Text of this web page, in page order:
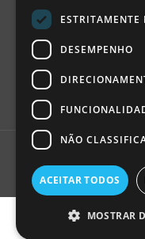
1999 - 2026
ESTRITAMENTE
DESEMPENHO
NÃO
ACEITAR TODOS
MOSTRAR